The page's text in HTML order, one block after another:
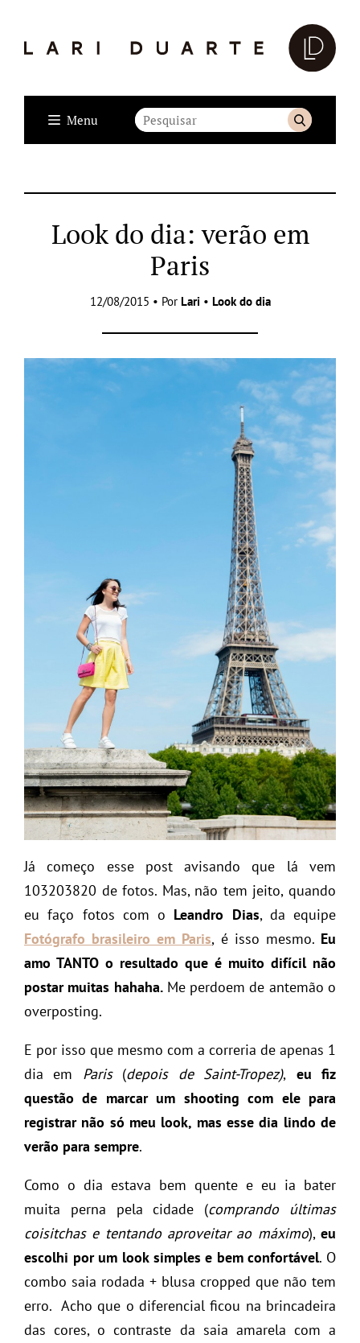
Menu
Look do dia: verão em
Paris
12/08/2015 • Por Lari • Look do dia
Já começo esse post avisando que lá vem
103203820 de fotos. Mas, não tem jeito, quando
eu faço fotos com o Leandro Dias, da equipe
Fotógrafo brasileiro em Paris, é isso mesmo. Eu
amo TANTO o resultado que é muito difícil não
postar muitas hahaha.Me perdoem de antemão o
overposting.
E por isso que mesmo com a correria de apenas 1
dia em Paris(depois de Saint-Tropez), eu fiz
questão de marcar um shooting com ele para
registrar não só meu look, mas esse dia lindo de
verão para sempre.
Como o dia estava bem quente e eu ia bater
muita perna pela cidade (comprando últimas
coisitchas e tentando aproveitar ao máximo),eu
escolhi por um look simples e bem confortável. O
combo saia rodada + blusa cropped que não tem
erro. Acho que o diferencial ficou na brincadeira
das cores, o contraste da saia amarela com a